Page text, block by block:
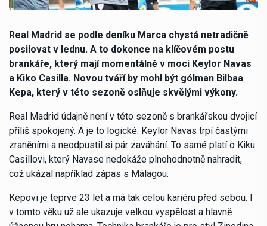
Real Madrid se podle deníku Marca chystá netradičně
posilovat v lednu. A to dokonce na klíčovém postu
brankáře, který mají momentálně v moci Keylor Navas
a Kiko Casilla. Novou tváří by mohl být gólman Bilbaa
Kepa, který v této sezoně oslňuje skvělými výkony.
Real Madrid údajně není v této sezoně s brankářskou dvojicí
příliš spokojený. A je to logické. Keylor Navas trpí častými
zraněními a neodpustil si pár zaváhání. To samé platí o Kiku
Casillovi, který Navase nedokáže plnohodnotně nahradit,
což ukázal například zápas s Málagou.
Kepovi je teprve 23 let a má tak celou kariéru před sebou. I
v tomto věku už ale ukazuje velkou vyspělost a hlavně